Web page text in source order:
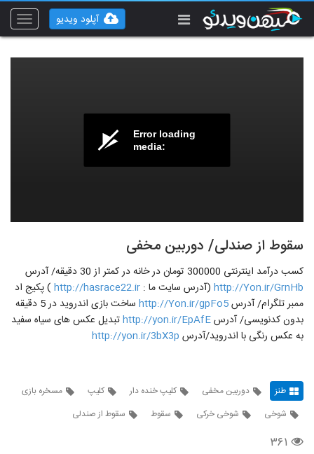
Toggle
آپلود ویدیو
Error loading
media:
سقوط از صندلی/ دوربین مخفی
کسب درآمد اینترنتی 300000 تومان در خانه در کمتر از 30 دقیقه/ آدرس
http://Yon.ir/GrnHb (آدرس سایت ما : http://hasrace22.ir ) پکیج اد
ممبر تلگرام/ آدرسhttp://Yon.ir/gpFo5
ساخت بازی اندروید در 5 دقیقه
بدون کدنویسی/ آدرسhttp://yon.ir/EpAfEتبدیل عکس های سیاه سفید
به عکس رنگی با اندروید/آدرس http://yon.ir/3bX3p
طنز دوربین مخفی کلیپ خنده دار کلیپ
مسخره بازی
شوخی
شوخی خرکی سقوط سقوط از صندلی
۳۶۱